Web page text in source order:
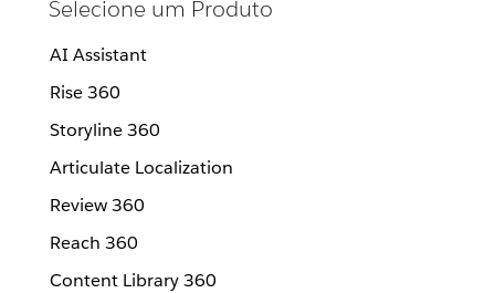
Selecione um Produto
AI Assistant
Rise 360
Storyline 360
Articulate Localization
Review 360
Reach 360
Content Library 360